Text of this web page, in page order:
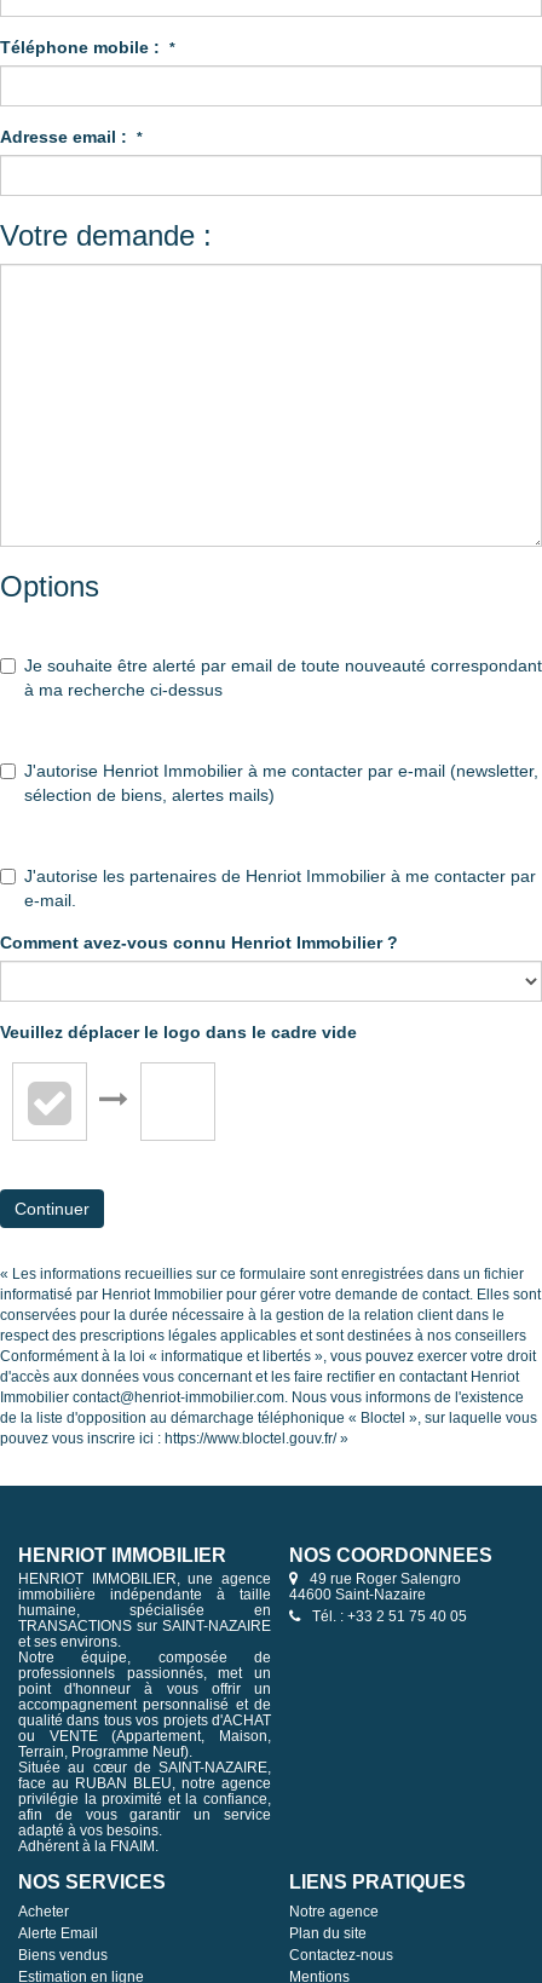
Téléphone mobile : *
Adresse email : *
Votre demande :
Options
Je souhaite être alerté par email de toute nouveauté correspondant
à ma recherche ci-dessus
J'autorise Henriot Immobilier à me contacter par e-mail (newsletter,
sélection de biens, alertes mails)
J'autorise les partenaires de Henriot Immobilier à me contacter par
e-mail.
Comment avez-vous connu Henriot Immobilier ?
Veuillez déplacer le logo dans le cadre vide
Continuer
« Les informations recueillies sur ce formulaire sont enregistrées dans un fichier
informatisé par Henriot Immobilier pour gérer votre demande de contact. Elles sont
conservées pour la durée nécessaire à la gestion de la relation client dans le
respect des prescriptions légales applicables et sont destinées à nos conseillers
Conformément à la loi « informatique et libertés », vous pouvez exercer votre droit
d'accès aux données vous concernant et les faire rectifier en contactant Henriot
Immobilier contact@henriot-immobilier.com. Nous vous informons de l'existence
de la liste d'opposition au démarchage téléphonique « Bloctel », sur laquelle vous
pouvez vous inscrire ici : https://www.bloctel.gouv.fr/»
HENRIOT IMMOBILIER
HENRIOT IMMOBILIER, une agence
immobilière indépendante à taille
humaine, spécialisée en
TRANSACTIONS sur SAINT-NAZAIRE
et ses environs.
Notre équipe, composée de
professionnels passionnés, met un
point d'honneur à vous offrir un
accompagnement personnalisé et de
qualité dans tous vos projets d'ACHAT
ou VENTE (Appartement, Maison,
Terrain, Programme Neuf).
Située au cœur de SAINT-NAZAIRE,
face au RUBAN BLEU, notre agence
privilégie la proximité et la confiance,
afin de vous garantir un service
adapté à vos besoins.
Adhérent à la FNAIM.
NOS COORDONNÉES
49 rue Roger Salengro
44600 Saint-Nazaire
Tél. : +33 2 51 75 40 05
NOS SERVICES
Acheter
Alerte Email
Biens vendus
Estimation en ligne
LIENS PRATIQUES
Notre agence
Plan du site
Contactez-nous
Mentions